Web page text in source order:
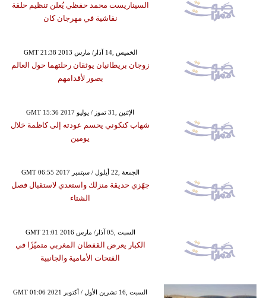
السيناريست محمد حفظي يُعلن تنظيم حلقة
نقاشية في مهرجان كان
GMT 21:38 2013 الخميس ,14 آذار/ مارس
زوجان بريطانيان يوثقان رحلتهما حول العالم
بصور لأقدامهم
GMT 15:36 2017 الإثنين ,31 تموز / يوليو
شهاب كنكوني يحسم عودته إلى كاظمة خلال
يومين
GMT 06:55 2017 الجمعة ,22 أيلول / سبتمبر
جهّزي حديقة منزلك واستعدي لاستقبال فصل
الشتاء
GMT 21:01 2016 السبت ,05 آذار/ مارس
الكبار يعرض القفطان المغربي متميّزًا في
الفتحات الأمامية والجانبية
GMT 01:06 2021 السبت ,16 تشرين الأول / أكتوبر